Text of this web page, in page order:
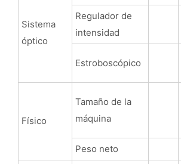
Sistema
óptico
Regulador de
intensidad
Estroboscópico
Físico
Tamaño de la
máquina
Peso neto